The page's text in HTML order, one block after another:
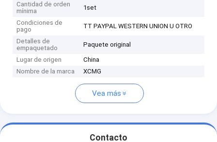
Cantidad de orden
mínima
1set
Condiciones de
pago
TT PAYPAL WESTERN UNION U OTRO
Detalles de
empaquetado
Paquete original
Lugar de origen
China
Nombre de la marca
XCMG
Vea más
Contacto